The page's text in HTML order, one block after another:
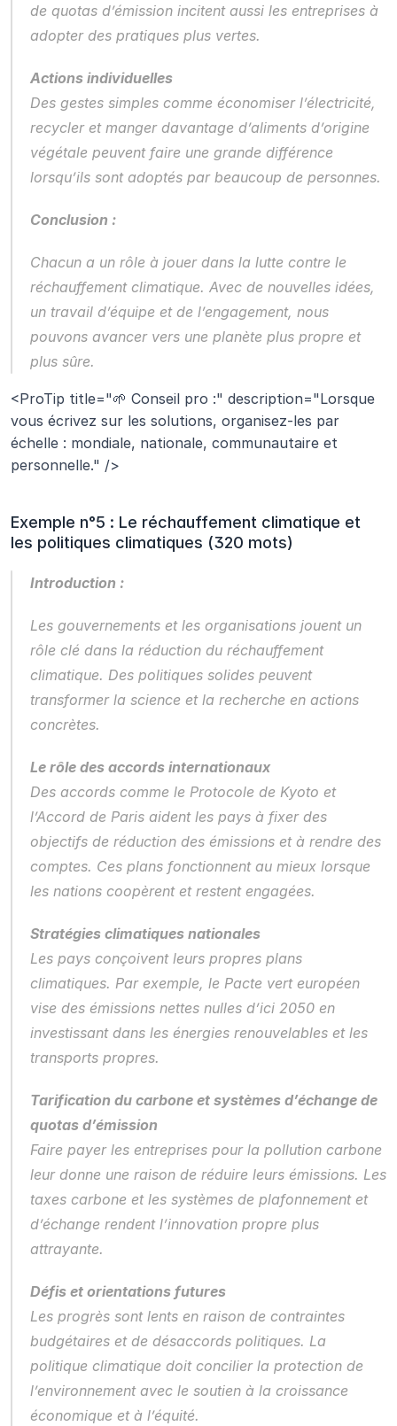
de quotas d’émission incitent aussi les entreprises à
adopter des pratiques plus vertes.
Actions individuelles
Des gestes simples comme économiser l’électricité,
recycler et manger davantage d’aliments d’origine
végétale peuvent faire une grande différence
lorsqu’ils sont adoptés par beaucoup de personnes.
Conclusion :
Chacun a un rôle à jouer dans la lutte contre le
réchauffement climatique. Avec de nouvelles idées,
un travail d’équipe et de l’engagement, nous
pouvons avancer vers une planète plus propre et
plus sûre.
<ProTip title="🌱 Conseil pro :" description="Lorsque
vous écrivez sur les solutions, organisez-les par
échelle : mondiale, nationale, communautaire et
personnelle." />
Exemple n°5 : Le réchauffement climatique et
les politiques climatiques (320 mots)
Introduction :
Les gouvernements et les organisations jouent un
rôle clé dans la réduction du réchauffement
climatique. Des politiques solides peuvent
transformer la science et la recherche en actions
concrètes.
Le rôle des accords internationaux
Des accords comme le Protocole de Kyoto et
l’Accord de Paris aident les pays à fixer des
objectifs de réduction des émissions et à rendre des
comptes. Ces plans fonctionnent au mieux lorsque
les nations coopèrent et restent engagées.
Stratégies climatiques nationales
Les pays conçoivent leurs propres plans
climatiques. Par exemple, le Pacte vert européen
vise des émissions nettes nulles d’ici 2050 en
investissant dans les énergies renouvelables et les
transports propres.
Tarification du carbone et systèmes d’échange de
quotas d’émission
Faire payer les entreprises pour la pollution carbone
leur donne une raison de réduire leurs émissions. Les
taxes carbone et les systèmes de plafonnement et
d’échange rendent l’innovation propre plus
attrayante.
Défis et orientations futures
Les progrès sont lents en raison de contraintes
budgétaires et de désaccords politiques. La
politique climatique doit concilier la protection de
l’environnement avec le soutien à la croissance
économique et à l’équité.